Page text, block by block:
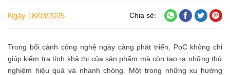
Ngày 18/03/2025 Chia sẻ:
Trong bối cảnh công nghệ ngày càng phát triển, PoC không chỉ
giúp kiểm tra tính khả thi của sản phẩm mà còn tạo ra những thử
nghiệm hiệu quả và nhanh chóng. Một trong những xu hướng